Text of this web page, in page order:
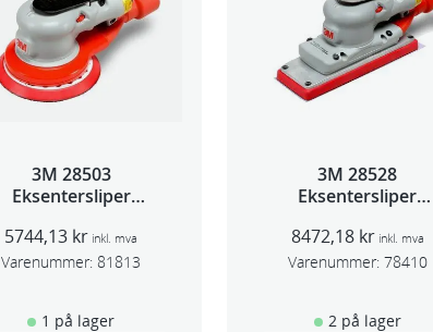
l
l
3M 28503
Eksentersliper
slag 75mm
5744,13 kr inkl. mva
Varenummer: 81813
1 på lager
3M 28528
Eksentersliper
slag 70×198
8472,18 kr inkl. mva
Varenummer: 78410
2 på lager